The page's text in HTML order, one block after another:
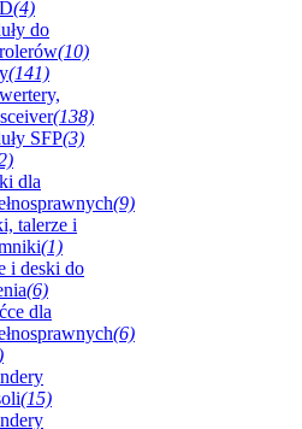
(4)
do
(10)
(141)
(138)
SFP(3)
dla
(9)
talerze i
(1)
i deski do
(6)
dla
(6)
(15)